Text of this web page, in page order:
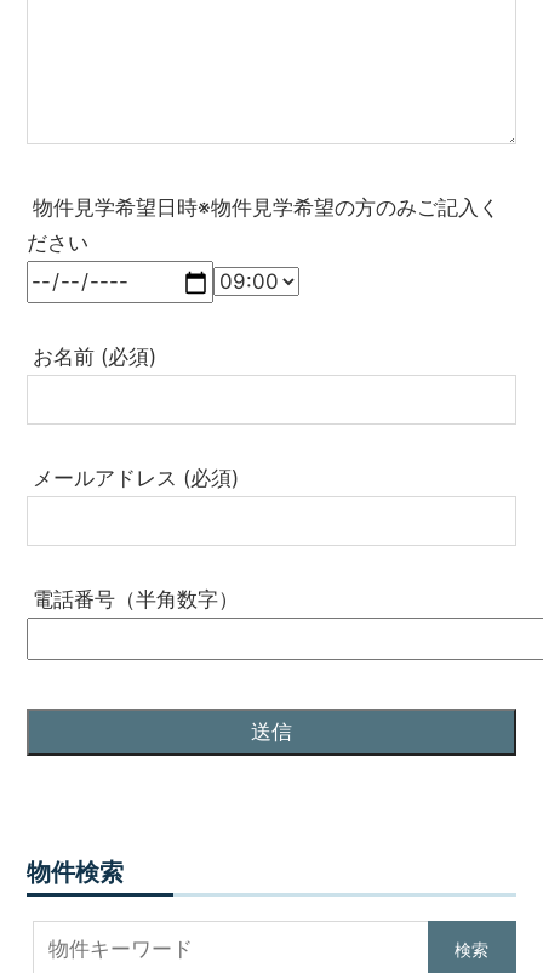
物件見学希望日時※物件見学希望の方のみご記入く
ださい
お名前 (必須)
メールアドレス (必須)
電話番号（半角数字）
物件検索